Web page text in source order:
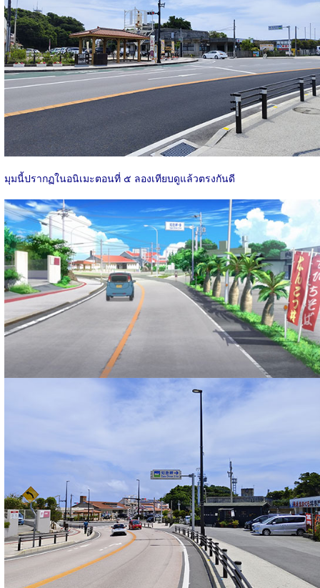
มุมนี้ปรากฏในอนิเมะตอนที่ ๕ ลองเทียบดูแล้วตรงกันดี